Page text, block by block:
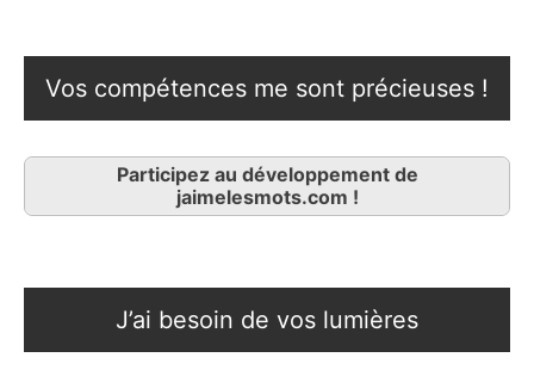
Vos compétences me sont précieuses !
Participez au développement de
jaimelesmots.com !
J’ai besoin de vos lumières